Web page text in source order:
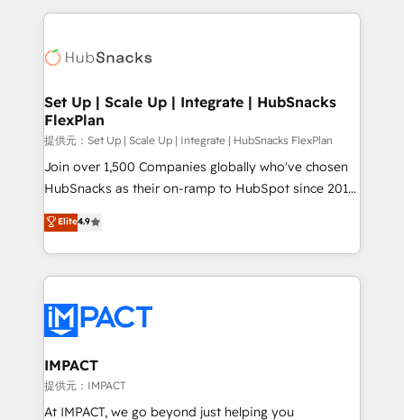
HubSpot COS Performance Award 🏆2014 HubSpot
COS Design Award 🏆2013 HubSpot Marketplace
Partner 📆Founded in 1997
results)! In short, our services include: - HubSpot
HubSpot development: websites, custom modules,
marketing, advertising, campaigns, content and
design We connect people, data and technology to
improve customer experiences. With our bright
people, exciting ideas and can-do mentality, we
ensure revenue growth on a daily basis. So tell us
team of 100+ experts is ready for you! Driving digital
growth | www.brightdigital.com
Set Up | Scale Up | Integrate | HubSnacks
FlexPlan
提供元：Set Up | Scale Up | Integrate | HubSnacks FlexPlan
Join over 1,500 Companies globally who've chosen
HubSnacks as their on-ramp to HubSpot since 2014
Simple pay-as-you-go plans that accelerate value...
1️⃣ Set Up | Onboarding New or Check-fixing existing
HubSpot portals 2️⃣ Scale Up | 100% HubSpot Task
Execution... Global 24/7 ... All Experts 3️⃣ Integrate |
Slash months from your API Integration project... ⬅️
Click "Contact Business" ⬅️ to access 150+ Kickstart
Integration templates that put HubSpot in the center
of your tech stack, syncing... 🛍️ Shopify or
WooCommerce 💲 Stripe or Paypal 💰 Sage or
Elite4.9
IMPACT
提供元：IMPACT
At IMPACT, we go beyond just helping you